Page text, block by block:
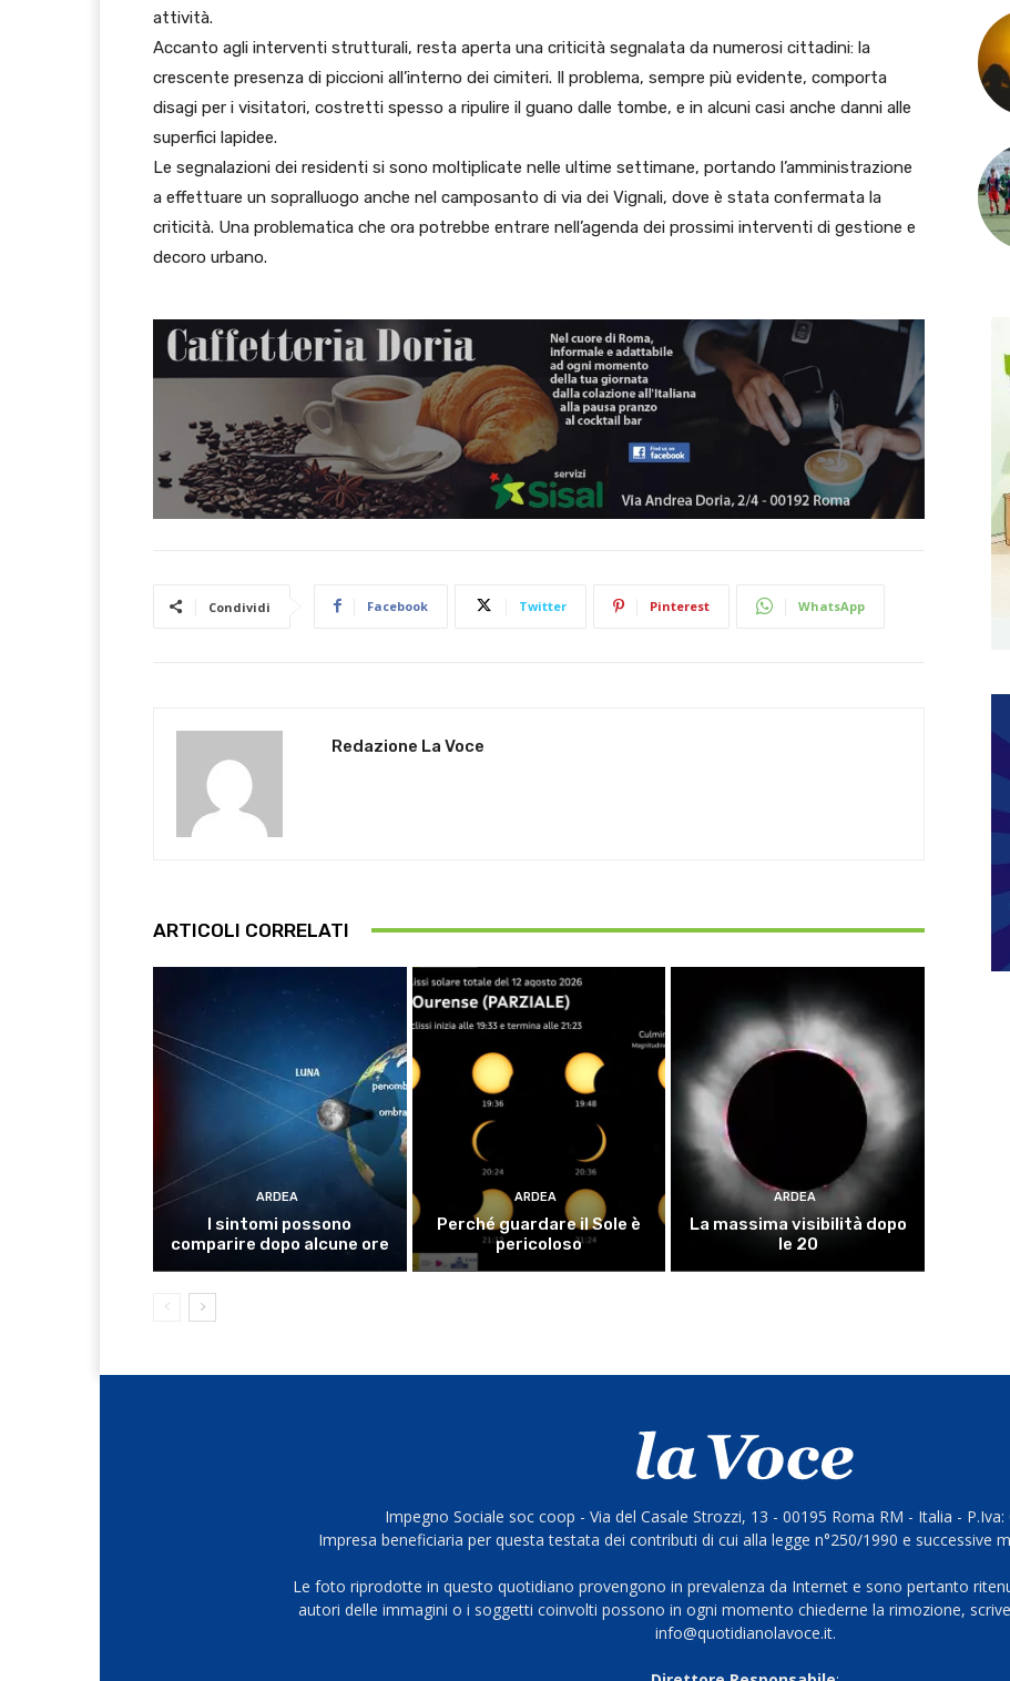
attività.
Accanto agli interventi strutturali, resta aperta una criticità segnalata da numerosi cittadini: la
crescente presenza di piccioni all’interno dei cimiteri. Il problema, sempre più evidente, comporta
disagi per i visitatori, costretti spesso a ripulire il guano dalle tombe, e in alcuni casi anche danni alle
superfici lapidee.
Le segnalazioni dei residenti si sono moltiplicate nelle ultime settimane, portando l’amministrazione
a effettuare un sopralluogo anche nel camposanto di via dei Vignali, dove è stata confermata la
criticità. Una problematica che ora potrebbe entrare nell’agenda dei prossimi interventi di gestione e
decoro urbano.
Condividi Facebook Twitter Pinterest WhatsApp
Redazione La Voce
ARTICOLI CORRELATI
ARDEA
I sintomi possono
comparire dopo alcune ore
ARDEA
Perché guardare il Sole è
pericoloso
ARDEA
La massima visibilità dopo
le 20
Impegno Sociale soc coop - Via del Casale Strozzi, 13 - 00195 Roma RM - Italia - P.Iva:
Impresa beneficiaria per questa testata dei contributi di cui alla legge n°250/1990 e successive
Le foto riprodotte in questo quotidiano provengono in prevalenza da Internet e sono pertanto
autori delle immagini o i soggetti coinvolti possono in ogni momento chiederne la rimozione,
info@quotidianolavoce.it.